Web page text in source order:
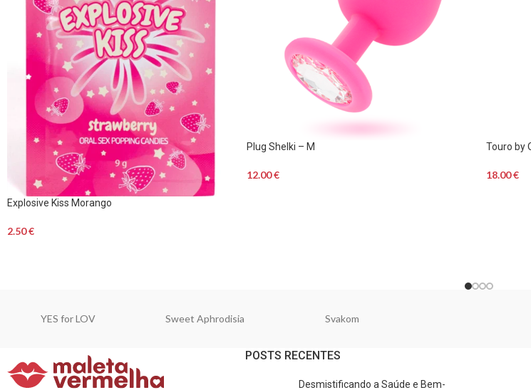
Explosive Kiss Morango
2.50€
Plug Shelki – M
12.00€
Touro by
18.00€
YES for LOV Sweet Aphrodisia Svakom
POSTS RECENTES
Desmistificando a Saúde e Bem-